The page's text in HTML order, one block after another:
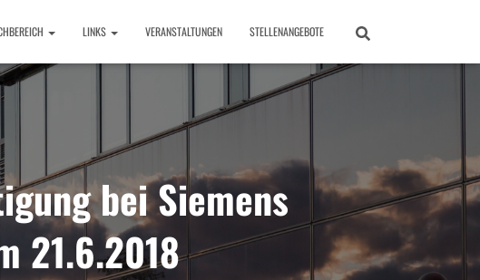
LINKS VERANSTALTUNGEN STELLENANGEBOTE
bei Siemens
21.6.2018